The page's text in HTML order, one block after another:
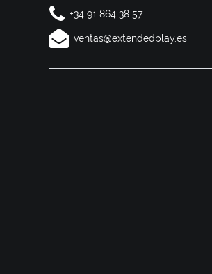
+34 91 864 38 57
ventas@extendedplay.es